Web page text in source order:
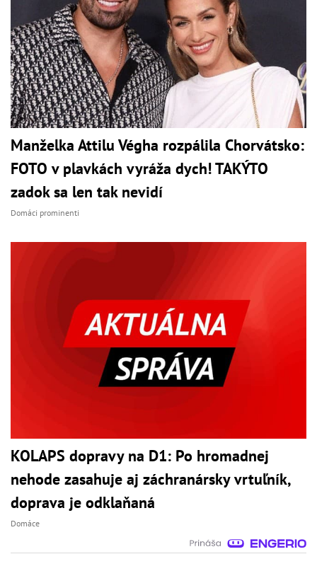
Manželka Attilu Végha rozpálila Chorvátsko:
FOTO v plavkách vyráža dych! TAKÝTO
zadok sa len tak nevidí
Domáci prominenti
KOLAPS dopravy na D1: Po hromadnej
nehode zasahuje aj záchranársky vrtuľník,
doprava je odklaňaná
Domáce